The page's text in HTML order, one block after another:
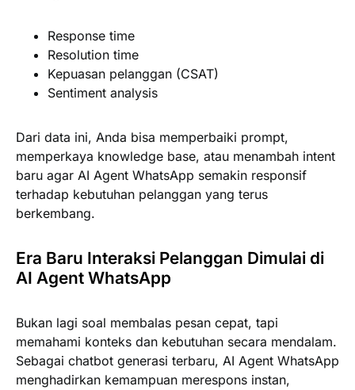
Response time
Resolution time
Kepuasan pelanggan (CSAT)
Sentiment analysis
Dari data ini, Anda bisa memperbaiki prompt,
memperkaya knowledge base, atau menambah intent
baru agar AI Agent WhatsApp semakin responsif
terhadap kebutuhan pelanggan yang terus
berkembang.
Era Baru Interaksi Pelanggan Dimulai di
AI Agent WhatsApp
Bukan lagi soal membalas pesan cepat, tapi
memahami konteks dan kebutuhan secara mendalam.
Sebagai chatbot generasi terbaru, AI Agent WhatsApp
menghadirkan kemampuan merespons instan,